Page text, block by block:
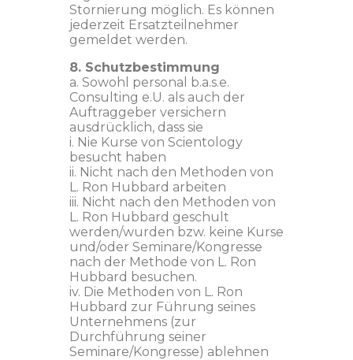
Stornierung möglich. Es können
jederzeit Ersatzteilnehmer
gemeldet werden.
8. Schutzbestimmung
a. Sowohl personal b.a.s.e.
Consulting e.U. als auch der
Auftraggeber versichern
ausdrücklich, dass sie
i. Nie Kurse von Scientology
besucht haben
ii. Nicht nach den Methoden von
L. Ron Hubbard arbeiten
iii. Nicht nach den Methoden von
L. Ron Hubbard geschult
werden/wurden bzw. keine Kurse
und/oder Seminare/Kongresse
nach der Methode von L. Ron
Hubbard besuchen.
iv. Die Methoden von L. Ron
Hubbard zur Führung seines
Unternehmens (zur
Durchführung seiner
Seminare/Kongresse) ablehnen